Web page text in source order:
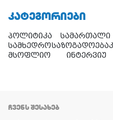
ᲙᲐᲢᲔᲒᲝᲠᲘᲔᲑᲘ
პოლიტიკა სამართალი
სამხედროსაზოგადოება
მსოფლიო
ინტერვიუ
ᲩᲕᲔᲜᲡ ᲨᲔᲡᲐᲮᲔᲑ